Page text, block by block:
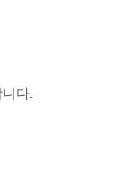
다.